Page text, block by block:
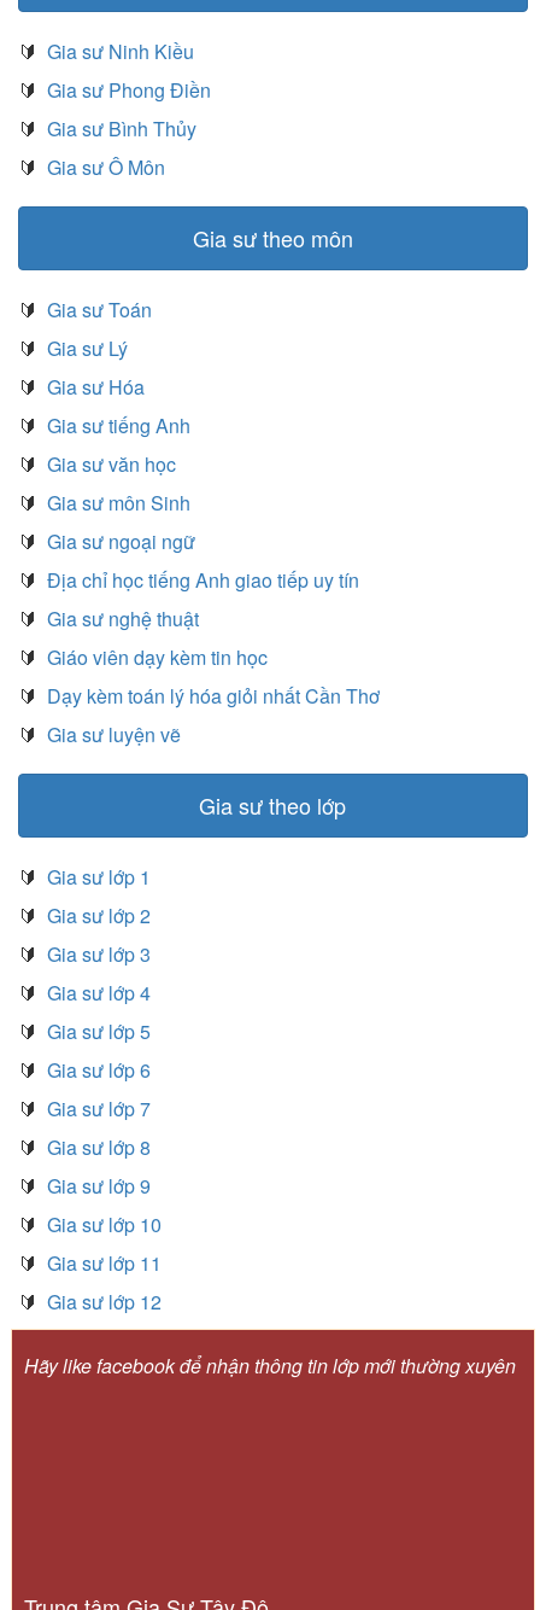
🔰 Gia sư Ninh Kiều
🔰 Gia sư Phong Điền
🔰 Gia sư Bình Thủy
🔰 Gia sư Ô Môn
Gia sư theo môn
🔰 Gia sư Toán
🔰 Gia sư Lý
🔰 Gia sư Hóa
🔰 Gia sư tiếng Anh
🔰 Gia sư văn học
🔰 Gia sư môn Sinh
🔰 Gia sư ngoại ngữ
🔰 Địa chỉ học tiếng Anh giao tiếp uy tín
🔰 Gia sư nghệ thuật
🔰 Giáo viên dạy kèm tin học
🔰 Dạy kèm toán lý hóa giỏi nhất Cần Thơ
🔰 Gia sư luyện vẽ
Gia sư theo lớp
🔰 Gia sư lớp 1
🔰 Gia sư lớp 2
🔰 Gia sư lớp 3
🔰 Gia sư lớp 4
🔰 Gia sư lớp 5
🔰 Gia sư lớp 6
🔰 Gia sư lớp 7
🔰 Gia sư lớp 8
🔰 Gia sư lớp 9
🔰 Gia sư lớp 10
🔰 Gia sư lớp 11
🔰 Gia sư lớp 12
Hãy like facebook để nhận thông tin lớp mới thường xuyên